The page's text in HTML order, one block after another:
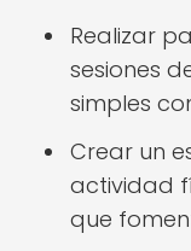
Realizar
sesiones
simples
Crear un
actividad
que